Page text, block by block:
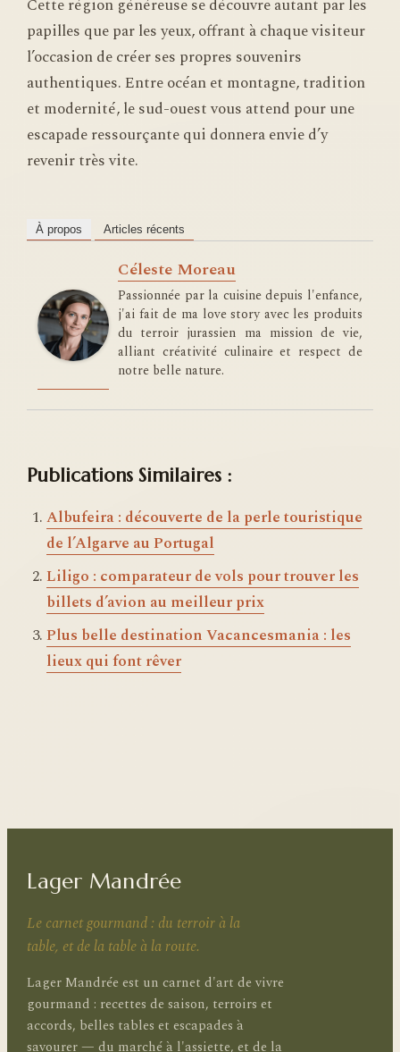
Cette région généreuse se découvre autant par les
papilles que par les yeux, offrant à chaque visiteur
l’occasion de créer ses propres souvenirs
authentiques. Entre océan et montagne, tradition
et modernité, le sud-ouest vous attend pour une
escapade ressourçante qui donnera envie d’y
revenir très vite.
À propos Articles récents
Céleste Moreau
Passionnée par la cuisine depuis l'enfance,
j'ai fait de ma love story avec les produits
du terroir jurassien ma mission de vie,
alliant créativité culinaire et respect de
notre belle nature.
Publications Similaires :
Albufeira : découverte de la perle touristique
de l’Algarve au Portugal
Liligo : comparateur de vols pour trouver les
billets d’avion au meilleur prix
Plus belle destination Vacancesmania : les
lieux qui font rêver
Lager Mandrée
Le carnet gourmand : du terroir à la
table, et de la table à la route.
Lager Mandrée est un carnet d'art de vivre
gourmand : recettes de saison, terroirs et
accords, belles tables et escapades à
savourer — du marché à l'assiette, et de la